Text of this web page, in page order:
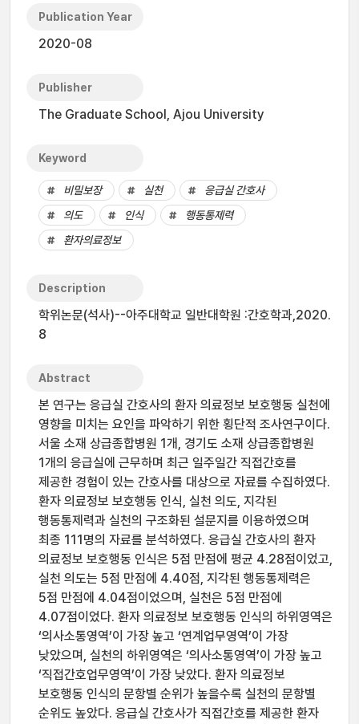
Publication Year
2020-08
Publisher
The Graduate School, Ajou University
Keyword
비밀보장 실천
응급실 간호사
의도
인식
행동통제력
환자의료정보
Description
학위논문(석사)--아주대학교 일반대학원 :간호학과,2020.
8
Abstract
본 연구는 응급실 간호사의 환자 의료정보 보호행동 실천에
영향을 미치는 요인을 파악하기 위한 횡단적 조사연구이다.
서울 소재 상급종합병원 1개, 경기도 소재 상급종합병원
1개의 응급실에 근무하며 최근 일주일간 직접간호를
제공한 경험이 있는 간호사를 대상으로 자료를 수집하였다.
환자 의료정보 보호행동 인식, 실천 의도, 지각된
행동통제력과 실천의 구조화된 설문지를 이용하였으며
최종 111명의 자료를 분석하였다. 응급실 간호사의 환자
의료정보 보호행동 인식은 5점 만점에 평균 4.28점이었고,
실천 의도는 5점 만점에 4.40점, 지각된 행동통제력은
5점 만점에 4.04점이었으며, 실천은 5점 만점에
4.07점이었다. 환자 의료정보 보호행동 인식의 하위영역은
‘의사소통영역’이 가장 높고 ‘연계업무영역’이 가장
낮았으며, 실천의 하위영역은 ‘의사소통영역’이 가장 높고
‘직접간호업무영역’이 가장 낮았다. 환자 의료정보
보호행동 인식의 문항별 순위가 높을수록 실천의 문항별
순위도 높았다. 응급실 간호사가 직접간호를 제공한 환자